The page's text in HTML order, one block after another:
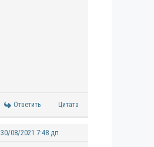
Ответить Цитата
30/08/2021 7:48 дп